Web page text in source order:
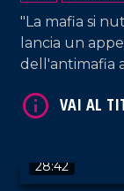
"La mafia si
lancia un
dell'antimafia
Francesco
28:42
VAI AL TITOLO